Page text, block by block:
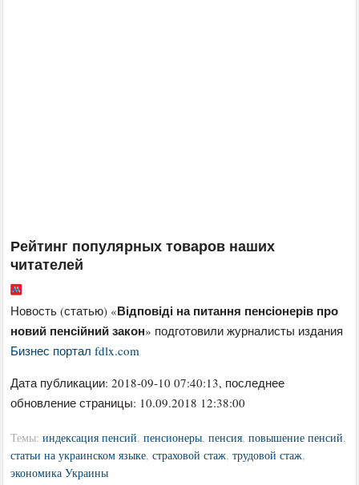
Рейтинг популярных товаров наших
читателей
Новость (статью) «Відповіді на питання пенсіонерів про
новий пенсійний закон» подготовили журналисты издания
Бизнес портал fdlx.com
Дата публикации:2018-09-10 07:40:13, последнее
обновление страницы: 10.09.2018 12:38:00
Темы:индексация пенсий,пенсионеры,пенсия,повышение пенсий,
статьи на украинском языке,страховой стаж,трудовой стаж,
экономика Украины